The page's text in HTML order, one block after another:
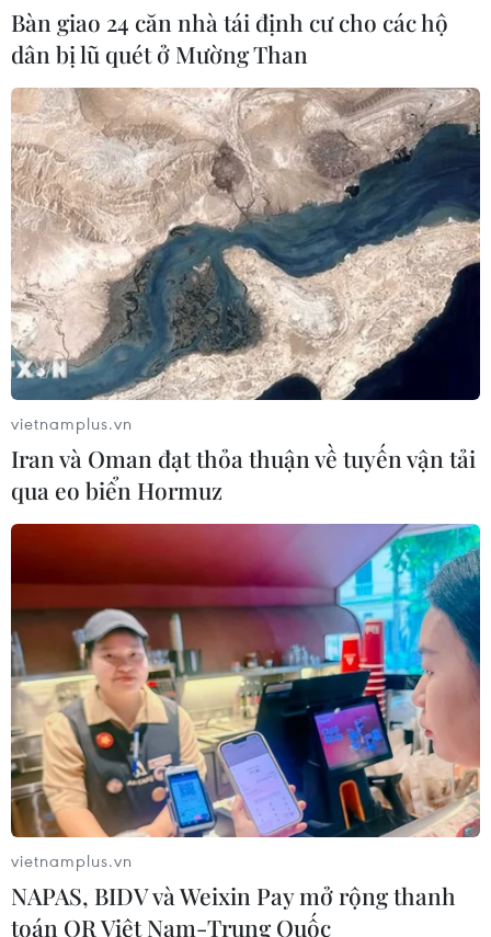
Bàn giao 24 căn nhà tái định cư cho các hộ
dân bị lũ quét ở Mường Than
vietnamplus.vn
Iran và Oman đạt thỏa thuận về tuyến vận tải
qua eo biển Hormuz
vietnamplus.vn
NAPAS, BIDV và Weixin Pay mở rộng thanh
toán QR Việt Nam-Trung Quốc